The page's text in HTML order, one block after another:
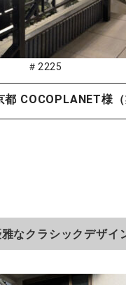
＃2225
COCOPLANET様（
なクラシックデザイ